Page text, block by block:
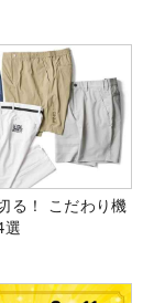
る！ こだわり機
選